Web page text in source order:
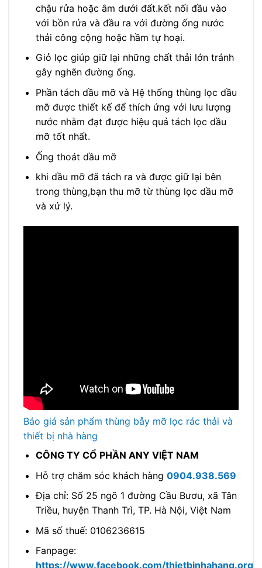
chậu rửa hoặc âm dưới đất.kết nối đầu vào
với bồn rửa và đầu ra với đường ống nước
thải công cộng hoặc hầm tự hoại.
Giỏ lọc giúp giữ lại những chất thải lớn tránh
gây nghẽn đường ống.
Phần tách dầu mỡ và Hệ thống thùng lọc dầu
mỡ được thiết kế để thích ứng với lưu lượng
nước nhằm đạt được hiệu quả tách lọc dầu
mỡ tốt nhất.
Ống thoát dầu mỡ
khi dầu mỡ đã tách ra và được giữ lại bên
trong thùng,bạn thu mỡ từ thùng lọc dầu mỡ
và xử lý.
Báo giá sản phẩm thùng bẫy mỡ lọc rác thải và
thiết bị nhà hàng
CÔNG TY CỔ PHẦN ANY VIỆT NAM
Hỗ trợ chăm sóc khách hàng 0904.938.569
Địa chỉ: Số 25 ngõ 1 đường Cầu Bươu, xã Tân
Triều, huyện Thanh Trì, TP. Hà Nội, Việt Nam
Mã số thuế: 0106236615
Fanpage:
https://www.facebook.com/thietbinhahang.org